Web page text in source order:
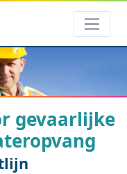
gevaarlijke